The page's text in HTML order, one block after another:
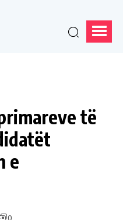
të
e
0